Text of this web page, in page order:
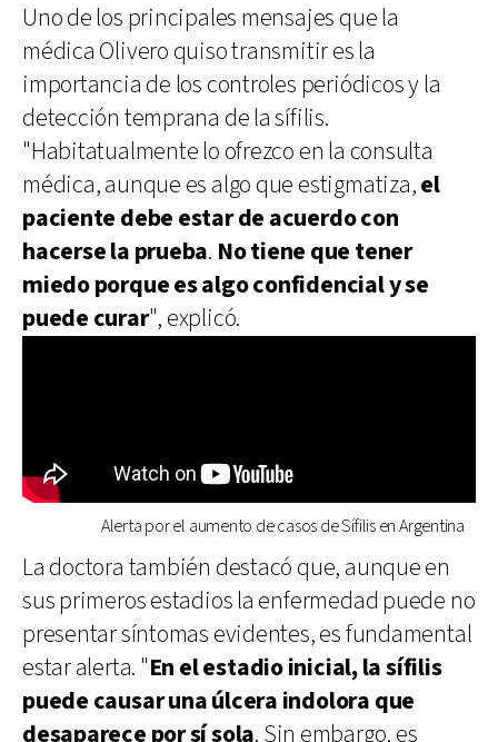
Uno de los principales mensajes que la
médica Olivero quiso transmitir es la
importancia de los controles periódicos y la
detección temprana de la sífilis.
"Habitatualmente lo ofrezco en la consulta
médica, aunque es algo que estigmatiza,el
paciente debe estar de acuerdo con
hacerse la prueba. No tiene que tener
miedo porque es algo confidencial y se
puede curar", explicó.
Alerta por el aumento de casos de Sífilis en Argentina
La doctora también destacó que, aunque en
sus primeros estadios la enfermedad puede no
presentar síntomas evidentes, es fundamental
estar alerta. "En el estadio inicial, la sífilis
puede causar una úlcera indolora que
desaparece por sí sola. Sin embargo, es